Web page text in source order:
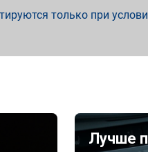
только при
Лучше